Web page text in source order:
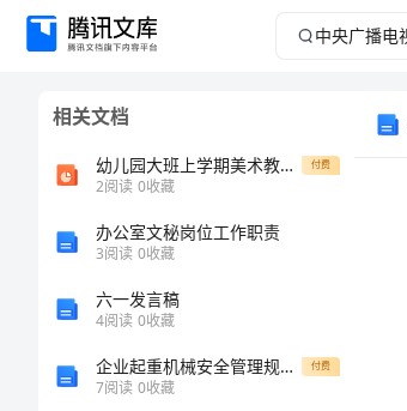
中
相关文档
幼儿园大班上学期美术教案《制作五彩鱼帽子》 付费
2阅读 0收藏
办公室文秘岗位工作职责
3阅读 0收藏
六一发言稿
4阅读 0收藏
企业起重机械安全管理规定模板范本 付费
7阅读 0收藏